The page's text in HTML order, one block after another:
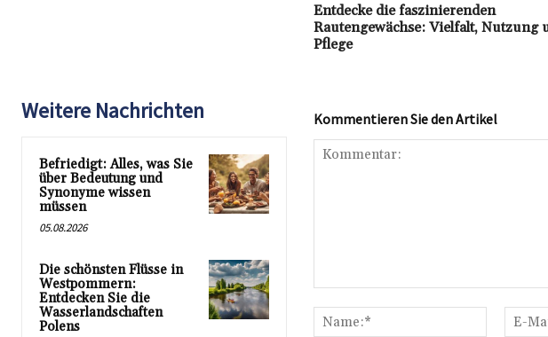
Entdecke die faszinierenden
Rautengewächse: Vielfalt, Nutzung
Pflege
Weitere Nachrichten
Befriedigt: Alles, was Sie
über Bedeutung und
Synonyme wissen
müssen
05.08.2026
Die schönsten Flüsse in
Westpommern:
Entdecken Sie die
Wasserlandschaften
Polens
Kommentieren Sie den Artikel
Name:*